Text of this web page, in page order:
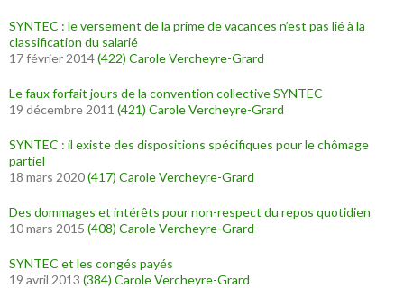
SYNTEC : le versement de la prime de vacances n’est pas lié à la
classification du salarié
17 février 2014(422) Carole Vercheyre-Grard
Le faux forfait jours de la convention collective SYNTEC
19 décembre 2011 (421) Carole Vercheyre-Grard
SYNTEC : il existe des dispositions spécifiques pour le chômage
partiel
18 mars 2020(417) Carole Vercheyre-Grard
Des dommages et intérêts pour non-respect du repos quotidien
10 mars 2015 (408) Carole Vercheyre-Grard
SYNTEC et les congés payés
19 avril 2013 (384) Carole Vercheyre-Grard